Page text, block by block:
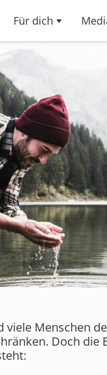
Für dich
viele Menschen
Doch die